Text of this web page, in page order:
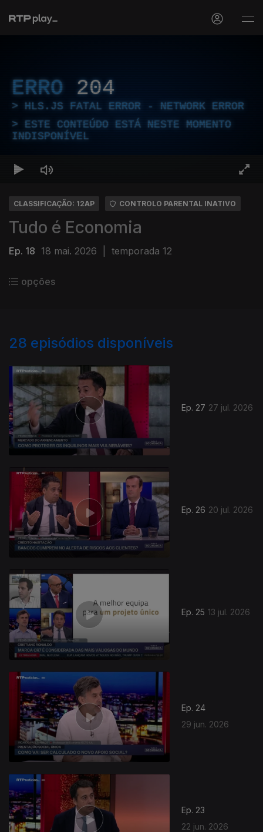
ERRO 204
HLS.JS FATAL ERROR - NETWORK ERROR
ESTE CONTEÚDO ESTÁ NESTE MOMENTO
INDISPONÍVEL
CLASSIFICAÇÃO: 12AP CONTROLO PARENTAL INATIVO
Tudo é Economia
Ep. 18 18 mai. 2026 temporada 12
opções
28 episódios disponíveis
Ep. 27 27 jul. 2026
Ep. 26 20 jul. 2026
Ep. 25 13 jul. 2026
Ep. 24
29 jun. 2026
Ep. 23
22 jun. 2026